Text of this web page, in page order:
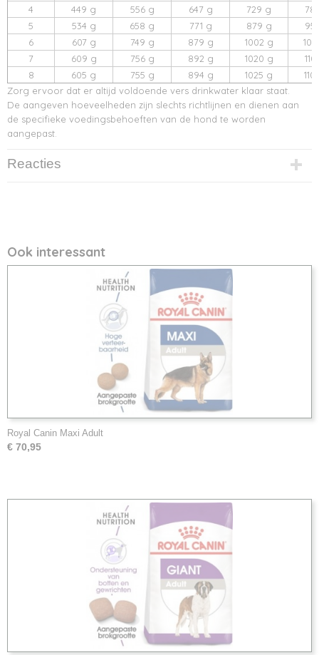
4
449 g 556 g 647 g 729 g
5
534 g 658 g 771 g 879 g
6
607 g 749 g 879 g 1002 g
7
609 g 756 g 892 g 1020 g
8
605 g 755 g 894 g 1025 g
Zorg ervoor dat er altijd voldoende vers drinkwater klaar staat.
De aangeven hoeveelheden zijn slechts richtlijnen en dienen aan
de specifieke voedingsbehoeften van de hond te worden
aangepast.
Reacties
Ook interessant
Royal Canin Maxi Adult
€ 70,95